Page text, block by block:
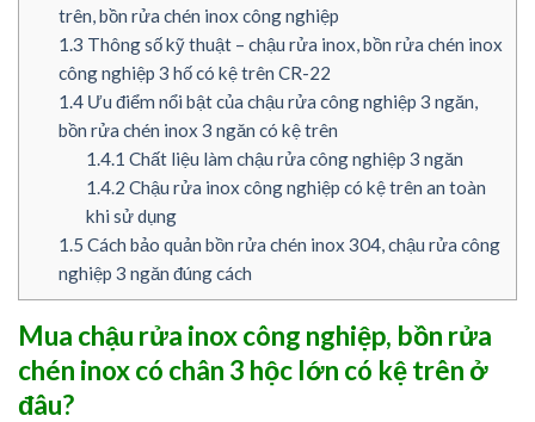
trên, bồn rửa chén inox công nghiệp
1.3 Thông số kỹ thuật – chậu rửa inox, bồn rửa chén inox
công nghiệp 3 hố có kệ trên CR-22
1.4Ưu điểm nổi bật của chậu rửa công nghiệp 3 ngăn,
bồn rửa chén inox 3 ngăn có kệ trên
1.4.1 Chất liệu làm chậu rửa công nghiệp 3 ngăn
1.4.2 Chậu rửa inox công nghiệp có kệ trên an toàn
khi sử dụng
1.5 Cách bảo quản bồn rửa chén inox 304, chậu rửa công
nghiệp 3 ngăn đúng cách
Mua chậu rửa inox công nghiệp, bồn rửa
chén inox có chân 3 hộc lớn có kệ trên ở
đâu?